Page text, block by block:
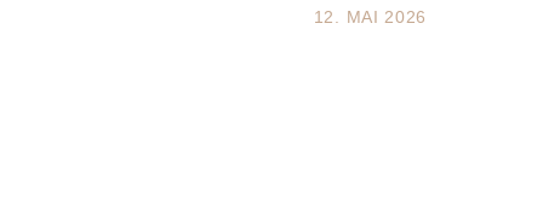
12. MAI 2026